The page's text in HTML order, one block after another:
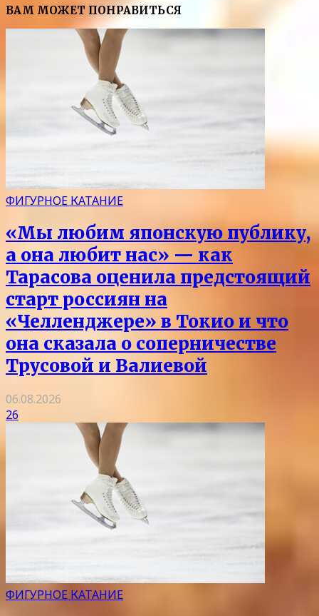
ВАМ МОЖЕТ ПОНРАВИТЬСЯ
ФИГУРНОЕ КАТАНИЕ
«Мы любим японскую публику,
а она любит нас» — как
Тарасова оценила предстоящий
старт россиян на
«Челленджере» в Токио и что
она сказала о соперничестве
Трусовой и Валиевой
06.08.2026
26
ФИГУРНОЕ КАТАНИЕ